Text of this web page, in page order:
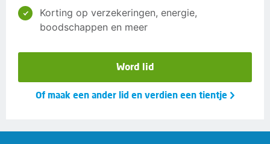
Korting op verzekeringen, energie,
boodschappen en meer
Word lid
Of maak een ander lid en verdien een tientje